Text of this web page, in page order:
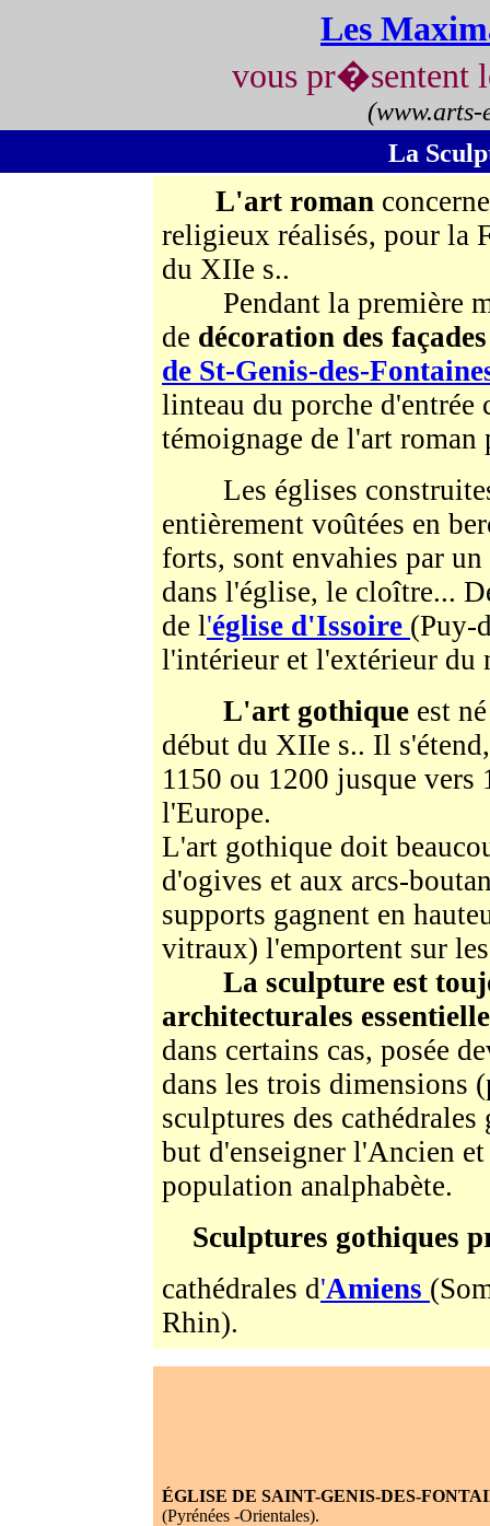
Les
vous pr�sentent
La
L'art roman
religieux réalisés, pour la
du XIIe s..
Pendant la première
de décoration des façades
de St-Genis-des-
linteau du porche d'entrée
témoignage de l'art
Les églises construites
entièrement voûtées en
forts, sont envahies par
dans l'église, le cloître...
de l'église d'Issoire (Puy-
l'intérieur et l'extérieur du
L'art gothique est
début du XIIe s.. Il
1150 ou 1200 jusque
l'Europe.
L'art gothique doit
d'ogives et aux arcs-
supports gagnent en
vitraux) l'emportent sur
La sculpture est
architecturales
dans certains cas, posée
dans les trois dimensions
sculptures des
but d'enseigner l'Ancien
population analphabète.
Sculptures gothiques
cathédrales d'Amiens
Rhin).
ÉGLISE DE SAINT-GENIS-DES-
(Pyrénées -Orientales).